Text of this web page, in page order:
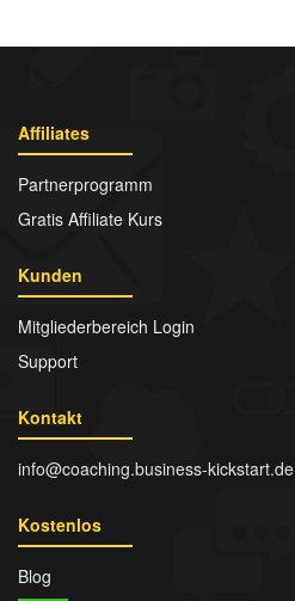
Affiliates
Partnerprogramm
Gratis Affiliate Kurs
Kunden
Mitgliederbereich Login
Support
Kontakt
info@coaching.business-kickstart.de
Kostenlos
Blog